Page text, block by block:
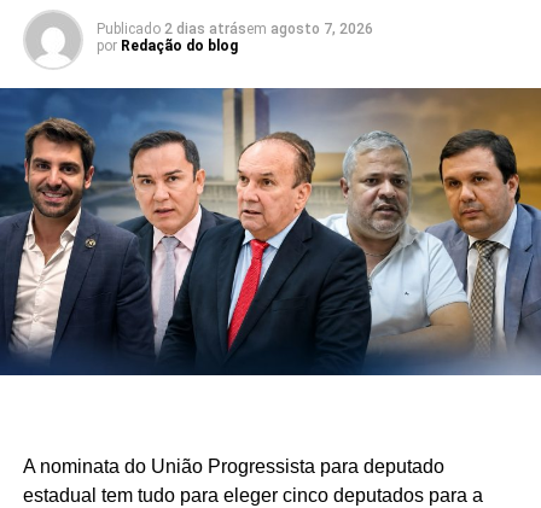
Publicado 2 dias atrásem agosto 7, 2026
por Redação do blog
A nominata do União Progressista para deputado
estadual tem tudo para eleger cinco deputados para a